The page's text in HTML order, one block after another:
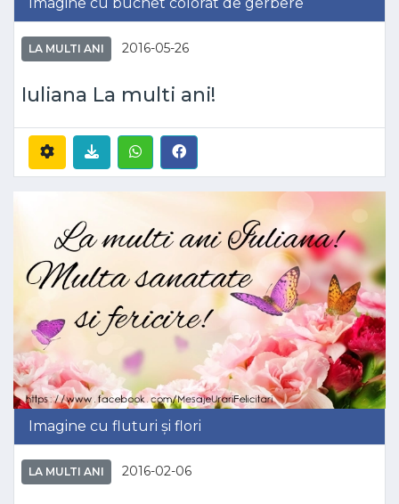
LA MULTI ANI 2016-05-26
Iuliana La multi ani!
Imagine cu fluturi și flori
LA MULTI ANI 2016-02-06